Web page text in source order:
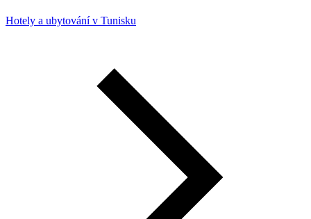
Hotely a ubytování v Tunisku